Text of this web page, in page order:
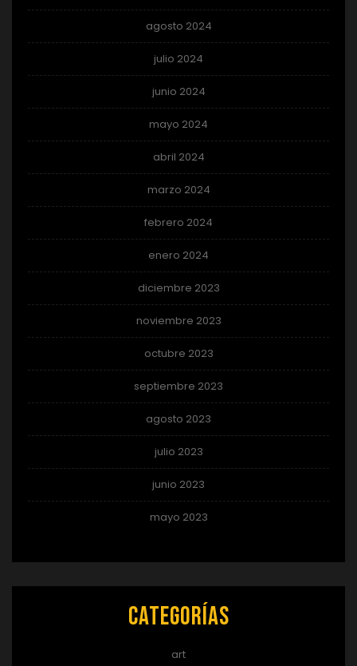
agosto 2024
julio 2024
junio 2024
mayo 2024
abril 2024
marzo 2024
febrero 2024
enero 2024
diciembre 2023
noviembre 2023
octubre 2023
septiembre 2023
agosto 2023
julio 2023
junio 2023
mayo 2023
Categorías
art